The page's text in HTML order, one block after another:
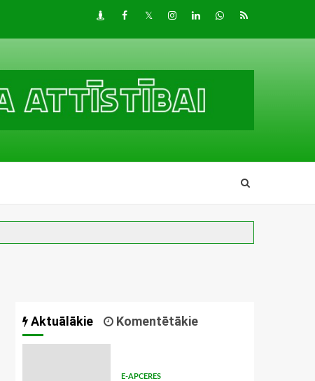
DraugiemFacebook
TwitterInstagram
LinkedInwhatsapp
RSS
Aktuālākie Komentētākie
E-APCERES